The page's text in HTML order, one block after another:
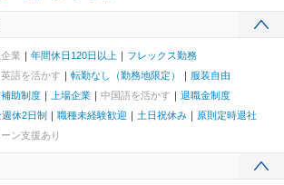
業 年間休日120日以上
フレックス勤務
英語を活かす 転勤なし（勤務地限定）
服装自由
助制度 上場企業 中国語を活かす
退職金制度
休2日制 職種未経験歓迎 土日祝休み
原則定時退社
ン支援あり